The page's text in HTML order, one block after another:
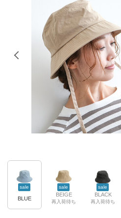
sale
BLUE
sale
BEIGE
再入荷待ち
sale
BLACK
再入荷待ち